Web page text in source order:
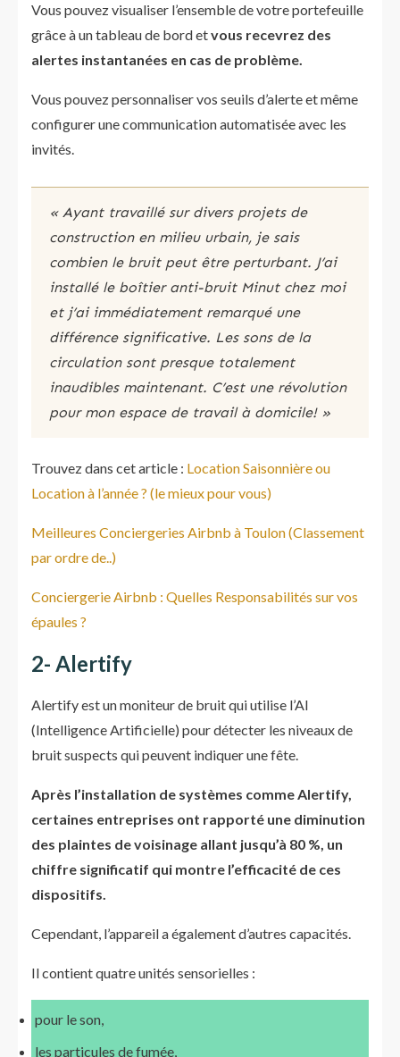
Vous pouvez visualiser l’ensemble de votre portefeuille
grâce à un tableau de bord etvous recevrez des
alertes instantanées en cas de problème.
Vous pouvez personnaliser vos seuils d’alerte et même
configurer une communication automatisée avec les
invités.
« Ayant travaillé sur divers projets de
construction en milieu urbain, je sais
combien le bruit peut être perturbant. J’ai
installé le boîtier anti-bruit Minut chez moi
et j’ai immédiatement remarqué une
différence significative. Les sons de la
circulation sont presque totalement
inaudibles maintenant. C’est une révolution
pour mon espace de travail à domicile! »
Trouvez dans cet article : Location Saisonnière ou
Location à l’année ? (le mieux pour vous)
Meilleures Conciergeries Airbnb à Toulon (Classement
par ordre de..)
Conciergerie Airbnb : Quelles Responsabilités sur vos
épaules ?
2- Alertify
Alertify est un moniteur de bruit qui utilise l’AI
(Intelligence Artificielle) pour détecter les niveaux de
bruit suspects qui peuvent indiquer une fête.
Après l’installation de systèmes comme Alertify,
certaines entreprises ont rapporté une diminution
des plaintes de voisinage allant jusqu’à 80 %, un
chiffre significatif qui montre l’efficacité de ces
dispositifs.
Cependant, l’appareil a également d’autres capacités.
Il contient quatre unités sensorielles :
pour le son,
les particules de fumée,